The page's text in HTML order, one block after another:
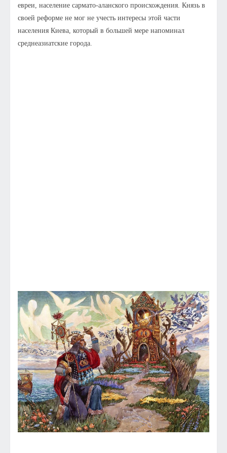
евреи, население сармато-аланского происхождения. Князь в
своей реформе не мог не учесть интересы этой части
населения Киева, который в большей мере напоминал
среднеазиатские города.